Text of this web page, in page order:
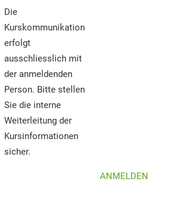
Die
Kurskommunikation
erfolgt
ausschliesslich mit
der anmeldenden
Person. Bitte stellen
Sie die interne
Weiterleitung der
Kursinformationen
sicher.
ANMELDEN